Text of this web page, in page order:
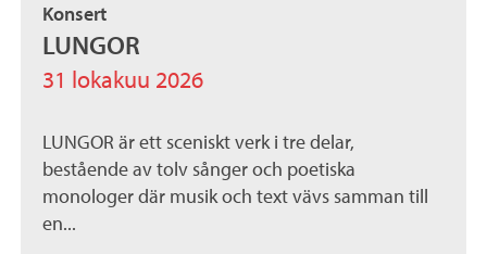
Konsert
LUNGOR
31 lokakuu 2026
LUNGOR är ett sceniskt verk i tre delar,
bestående av tolv sånger och poetiska
monologer där musik och text vävs samman till
en...